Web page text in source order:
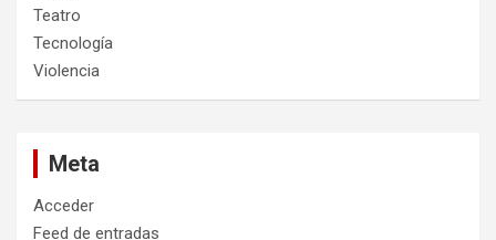
Teatro
Tecnología
Violencia
Meta
Acceder
Feed de entradas